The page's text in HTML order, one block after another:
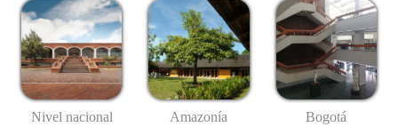
Nivel nacional Amazonía Bogotá